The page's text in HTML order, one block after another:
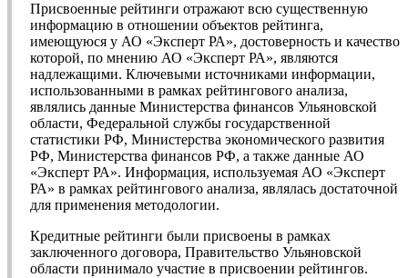
Присвоенные рейтинги отражают всю существенную
информацию в отношении объектов рейтинга,
имеющуюся у АО «Эксперт РА», достоверность и качество
которой, по мнению АО «Эксперт РА», являются
надлежащими. Ключевыми источниками информации,
использованными в рамках рейтингового анализа,
являлись данные Министерства финансов Ульяновской
области, Федеральной службы государственной
статистики РФ, Министерства экономического развития
РФ, Министерства финансов РФ, а также данные АО
«Эксперт РА». Информация, используемая АО «Эксперт
РА» в рамках рейтингового анализа, являлась достаточной
для применения методологии.
Кредитные рейтинги были присвоены в рамках
заключенного договора, Правительство Ульяновской
области принимало участие в присвоении рейтингов.